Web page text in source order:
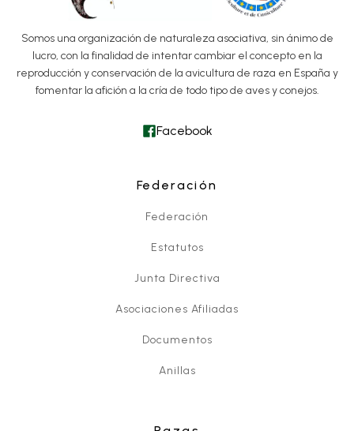
Somos una organización de naturaleza asociativa, sin ánimo de
lucro, con la finalidad de intentar cambiar el concepto en la
reproducción y conservación de la avicultura de raza en España y
fomentar la afición a la cría de todo tipo de aves y conejos.
Facebook
Federación
Federación
Estatutos
Junta Directiva
Asociaciones Afiliadas
Documentos
Anillas